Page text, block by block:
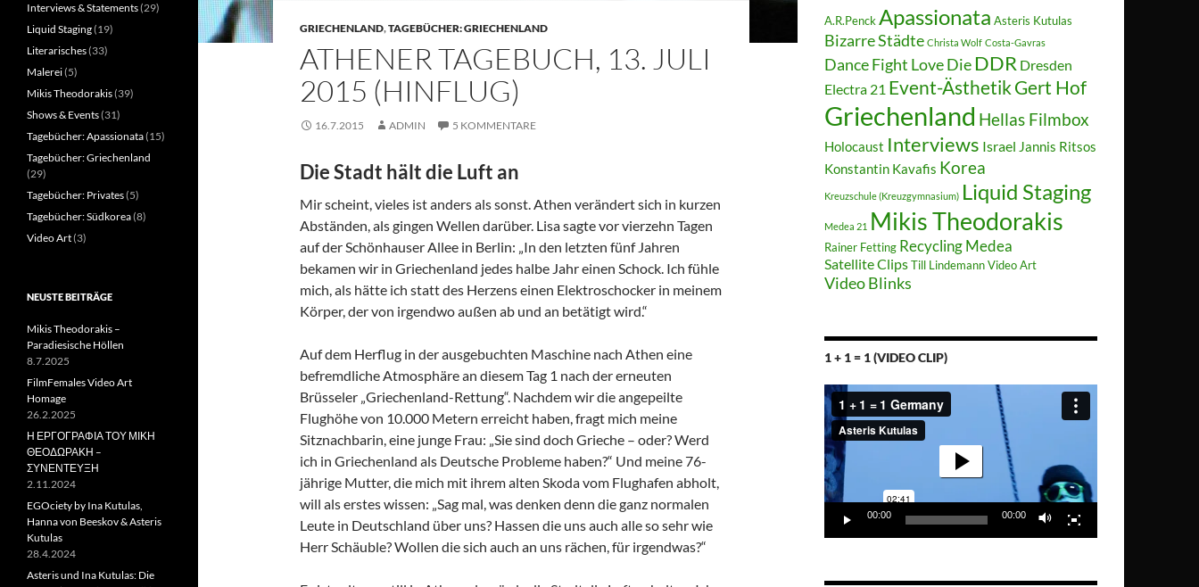
GRIECHENLAND,TAGEBÜCHER: GRIECHENLAND
ATHENER TAGEBUCH, 13. JULI
2015 (HINFLUG)
16.7.2015 ADMIN 5 KOMMENTARE
Die Stadt hält die Luft an
Mir scheint, vieles ist anders als sonst. Athen verändert sich in kurzen
Abständen, als gingen Wellen darüber. Lisa sagte vor vierzehn Tagen
auf der Schönhauser Allee in Berlin: „In den letzten fünf Jahren
bekamen wir in Griechenland jedes halbe Jahr einen Schock. Ich fühle
mich, als hätte ich statt des Herzens einen Elektroschocker in meinem
Körper, der von irgendwo außen ab und an betätigt wird.“
Auf dem Herflug in der ausgebuchten Maschine nach Athen eine
befremdliche Atmosphäre an diesem Tag 1 nach der erneuten
Brüsseler „Griechenland-Rettung“. Nachdem wir die angepeilte
Flughöhe von 10.000 Metern erreicht haben, fragt mich meine
Sitznachbarin, eine junge Frau: „Sie sind doch Grieche – oder? Werd
ich in Griechenland als Deutsche Probleme haben?“ Und meine 76-
jährige Mutter, die mich mit ihrem alten Skoda vom Flughafen abholt,
will als erstes wissen: „Sag mal, was denken denn die ganz normalen
Leute in Deutschland über uns? Hassen die uns auch alle so sehr wie
Herr Schäuble? Wollen die sich auch an uns rächen, für irgendwas?“
A.R.PenckApassionata Asteris Kutulas
Bizarre Städte Christa Wolf Costa-Gavras
Dance Fight Love Die DDR Dresden
Electra 21 Event-ÄsthetikGert Hof
Griechenland Hellas Filmbox
Holocaust Interviews Israel Jannis Ritsos
Konstantin Kavafis Korea
Kreuzschule (Kreuzgymnasium) Liquid Staging
Medea 21 Mikis Theodorakis
Rainer Fetting Recycling Medea
Satellite ClipsTill LindemannVideo Art
Video Blinks
1 + 1 = 1 (VIDEO CLIP)
Video-
Player
00:00 00:00
Interviews & Statements(29)
Liquid Staging(19)
Literarisches(33)
Malerei(5)
Mikis Theodorakis(39)
Shows & Events(31)
Tagebücher: Apassionata(15)
Tagebücher: Griechenland
(29)
Tagebücher: Privates(5)
Tagebücher: Südkorea(8)
Video Art(3)
NEUSTE BEITRÄGE
Mikis Theodorakis –
Paradiesische Höllen
8.7.2025
FilmFemales Video Art
Homage
26.2.2025
Η ΕΡΓΟΓΡΑΦΙΑ ΤΟΥ ΜΙΚΗ
ΘΕΟΔΩΡΑΚΗ –
ΣΥΝΕΝΤΕΥΞΗ
2.11.2024
EGOciety by Ina Kutulas,
Hanna von Beeskov & Asteris
Kutulas
28.4.2024
Asteris und Ina Kutulas: Die